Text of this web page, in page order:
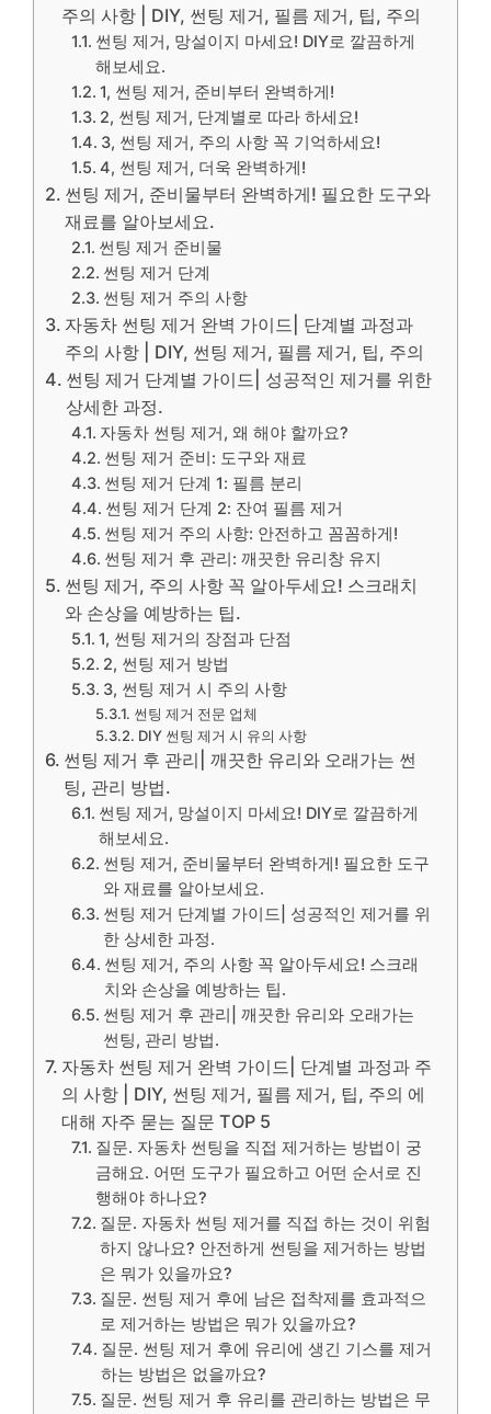
주의 사항 | DIY, 썬팅 제거, 필름 제거, 팁, 주의
썬팅 제거, 망설이지 마세요! DIY로 깔끔하게
해보세요.
1, 썬팅 제거, 준비부터 완벽하게!
2, 썬팅 제거, 단계별로 따라 하세요!
3, 썬팅 제거, 주의 사항 꼭 기억하세요!
4, 썬팅 제거, 더욱 완벽하게!
썬팅 제거, 준비물부터 완벽하게! 필요한 도구와
재료를 알아보세요.
썬팅 제거 준비물
썬팅 제거 단계
썬팅 제거 주의 사항
자동차 썬팅 제거 완벽 가이드| 단계별 과정과
주의 사항 | DIY, 썬팅 제거, 필름 제거, 팁, 주의
썬팅 제거 단계별 가이드| 성공적인 제거를 위한
상세한 과정.
자동차 썬팅 제거, 왜 해야 할까요?
썬팅 제거 준비: 도구와 재료
썬팅 제거 단계 1: 필름 분리
썬팅 제거 단계 2: 잔여 필름 제거
썬팅 제거 주의 사항: 안전하고 꼼꼼하게!
썬팅 제거 후 관리: 깨끗한 유리창 유지
썬팅 제거, 주의 사항 꼭 알아두세요! 스크래치
와 손상을 예방하는 팁.
1, 썬팅 제거의 장점과 단점
2, 썬팅 제거 방법
3, 썬팅 제거 시 주의 사항
썬팅 제거 전문 업체
DIY 썬팅 제거 시 유의 사항
썬팅 제거 후 관리| 깨끗한 유리와 오래가는 썬
팅, 관리 방법.
썬팅 제거, 망설이지 마세요! DIY로 깔끔하게
해보세요.
썬팅 제거, 준비물부터 완벽하게! 필요한 도구
와 재료를 알아보세요.
썬팅 제거 단계별 가이드| 성공적인 제거를 위
한 상세한 과정.
썬팅 제거, 주의 사항 꼭 알아두세요! 스크래
치와 손상을 예방하는 팁.
썬팅 제거 후 관리| 깨끗한 유리와 오래가는
썬팅, 관리 방법.
자동차 썬팅 제거 완벽 가이드| 단계별 과정과 주
의 사항 | DIY, 썬팅 제거, 필름 제거, 팁, 주의 에
대해 자주 묻는 질문 TOP 5
질문. 자동차 썬팅을 직접 제거하는 방법이 궁
금해요. 어떤 도구가 필요하고 어떤 순서로 진
행해야 하나요?
질문. 자동차 썬팅 제거를 직접 하는 것이 위험
하지 않나요? 안전하게 썬팅을 제거하는 방법
은 뭐가 있을까요?
질문. 썬팅 제거 후에 남은 접착제를 효과적으
로 제거하는 방법은 뭐가 있을까요?
질문. 썬팅 제거 후에 유리에 생긴 기스를 제거
하는 방법은 없을까요?
질문. 썬팅 제거 후 유리를 관리하는 방법은 무